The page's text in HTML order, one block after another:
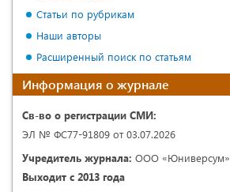
Статьи по рубрикам
Наши авторы
Расширенный поиск по статьям
Информация о журнале
Св-во о регистрации СМИ:
ЭЛ № ФС77-91809 от 03.07.2026
Учредитель журнала: ООО «Юниверсум»
Выходит с 2013 года